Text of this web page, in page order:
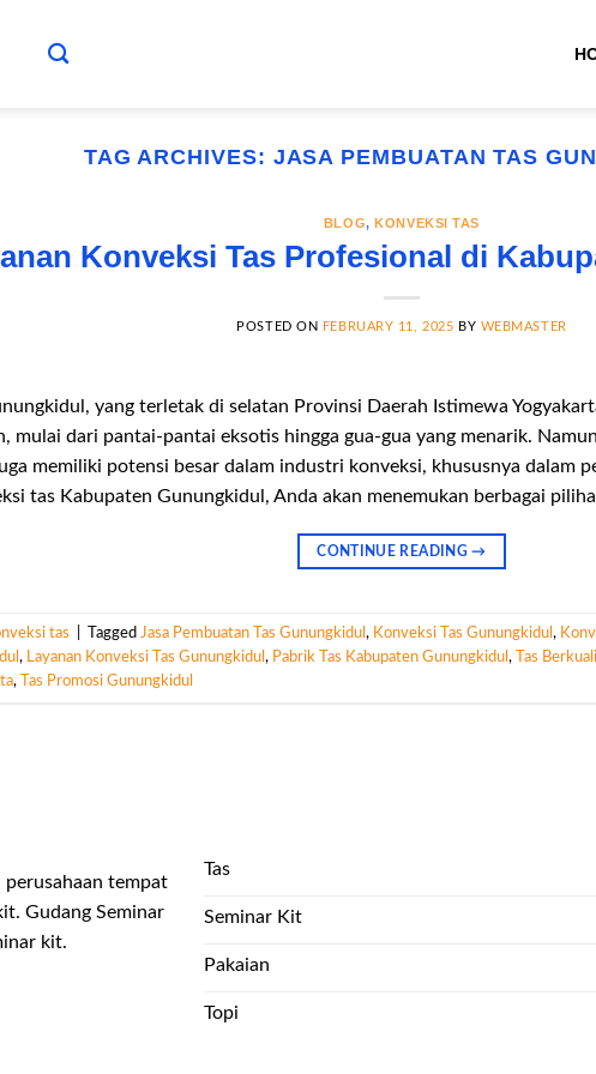
TAG ARCHIVES: JASA PEMBUATAN TAS
BLOG,KONVEKSI TAS
Konveksi Tas Profesional di
POSTED ON FEBRUARY 11, 2025 BY WEBMASTER
yang terletak di selatan Provinsi Daerah Istimewa
mulai dari pantai-pantai eksotis hingga gua-gua yang menarik.
memiliki potensi besar dalam industri konveksi, khususnya dalam
tas Kabupaten Gunungkidul, Anda akan menemukan berbagai
CONTINUE READING→
tas Tagged Jasa Pembuatan Tas Gunungkidul , Konveksi Tas Gunungkidul ,
, Layanan Konveksi Tas Gunungkidul , Pabrik Tas Kabupaten Gunungkidul , Tas
, Tas Promosi Gunungkidul
perusahaan tempat
Gudang Seminar
kit.
Tas
Seminar Kit
Pakaian
Topi